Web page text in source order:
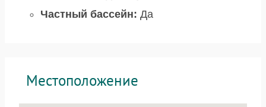
Частный бассейн: Да
Местоположение